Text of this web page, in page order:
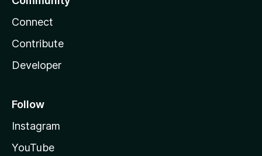
Connect
Contribute
Developer
Follow
Instagram
YouTube